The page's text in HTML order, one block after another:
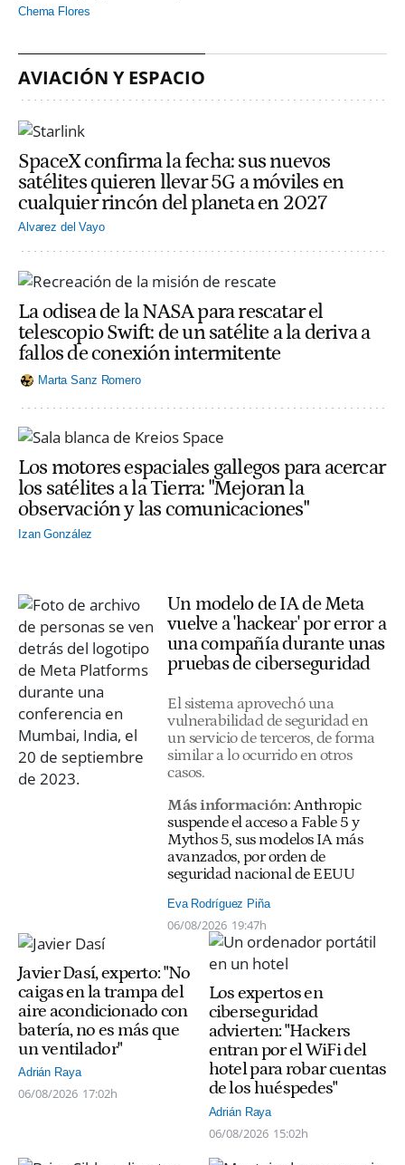
Chema Flores
AVIACIÓN Y ESPACIO
SpaceX confirma la fecha: sus nuevos
satélites quieren llevar 5G a móviles en
cualquier rincón del planeta en 2027
Alvarez del Vayo
La odisea de la NASA para rescatar el
telescopio Swift: de un satélite a la deriva a
fallos de conexión intermitente
Marta Sanz Romero
Los motores espaciales gallegos para acercar
los satélites a la Tierra: "Mejoran la
observación y las comunicaciones"
Izan González
Un modelo de IA de Meta
vuelve a 'hackear' por error a
una compañía durante unas
pruebas de ciberseguridad
El sistema aprovechó una
vulnerabilidad de seguridad en
un servicio de terceros, de forma
similar a lo ocurrido en otros
casos.
Más información: Anthropic
suspende el acceso a Fable 5 y
Mythos 5, sus modelos IA más
avanzados, por orden de
seguridad nacional de EEUU
Eva Rodríguez Piña
06/08/2026 19:47h
Javier Dasí, experto: "No
caigas en la trampa del
aire acondicionado con
batería, no es más que
un ventilador"
Adrián Raya
06/08/2026 17:02h
Los expertos en
ciberseguridad
advierten: "Hackers
entran por el WiFi del
hotel para robar cuentas
de los huéspedes"
Adrián Raya
06/08/2026 15:02h